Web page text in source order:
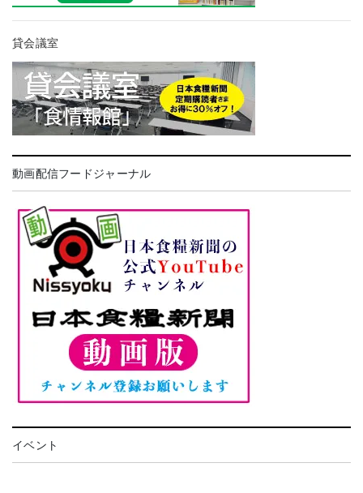
貸会議室
動画配信フードジャーナル
イベント